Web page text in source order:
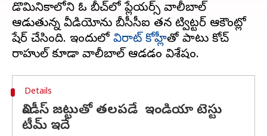
డొమినికాలోని ఓ బీచ్‌లో ప్లేయర్స్ వాలీబాల్
ఆడుతున్న వీడియోను బీసీసీఐ తన ట్విట్టర్ ఆకౌంట్లో
షేర్ చేసింది. ఇందులో విరాట్ కోహ్లీతో పాటు కోచ్
Details
విండీస్ జట్టుతో తలపడే ఇండియా టెస్టు
టీమ్ ఇదే